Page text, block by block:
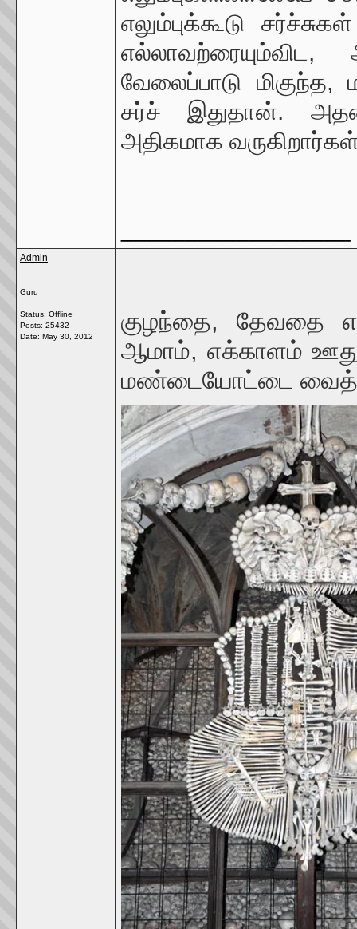
எலும்புக்கூடு
வேலைப்பாடு மிகுந்த,
சர்ச் இதுதான்.
அதிகமாக
Admin
Guru
Status: Offline
Posts: 25432
Date: May 30, 2012
குழந்தை, தேவதை
ஆமாம், எக்காளம்
மண்டையோட்டை